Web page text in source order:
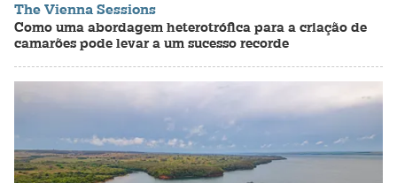
The Vienna Sessions
Como uma abordagem heterotrófica para a criação de
camarões pode levar a um sucesso recorde